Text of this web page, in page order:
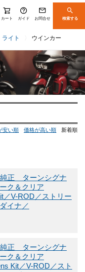
カート ガイド お問合せ 検索する
ライト ウインカー
安い順 価格が高い順 新着順
純正 ターンシグナ
ク＆クリア
／V-ROD／ストリー
イナ／
純正 ターンシグナ
ク＆クリア
Kit／V-ROD／スト